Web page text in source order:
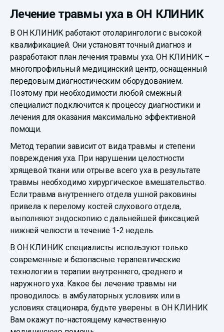
Лечение травмы уха в ОН КЛИНИК
В ОН КЛИНИК работают отоларингологи с высокой
квалификацией. Они установят точный диагноз и
разработают план лечения травмы уха. ОН КЛИНИК –
многопрофильный медицинский центр, оснащенный
передовым диагностическим оборудованием.
Поэтому при необходимости любой смежный
специалист подключится к процессу диагностики и
лечения для оказания максимально эффективной
помощи.
Метод терапии зависит от вида травмы и степени
повреждения уха. При нарушении целостности
хрящевой ткани или отрыве всего уха в результате
травмы необходимо хирургическое вмешательство.
Если травма внутреннего отдела ушной раковины
привела к перелому костей слухового отдела,
выполняют эндоскопию с дальнейшей фиксацией
нижней челюсти в течение 1-2 недель.
В ОН КЛИНИК специалисты используют только
современные и безопасные терапевтические
технологии в терапии внутреннего, среднего и
наружного уха. Какое бы лечение травмы ни
проводилось: в амбулаторных условиях или в
условиях стационара, будьте уверены: в ОН КЛИНИК
Вам окажут по-настоящему качественную